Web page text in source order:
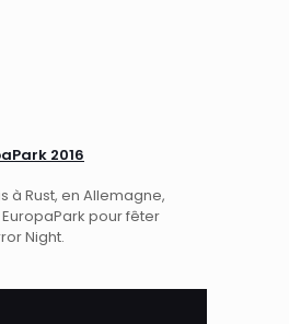
2016
à Rust, en Allemagne,
pour fêter
Night.